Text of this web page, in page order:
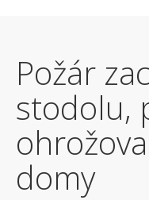
Požár
stodolu,
domy